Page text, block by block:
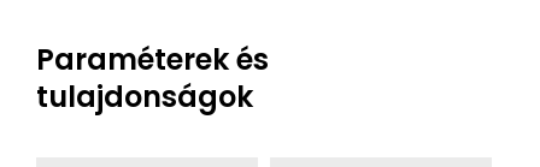
Paraméterek és
tulajdonságok